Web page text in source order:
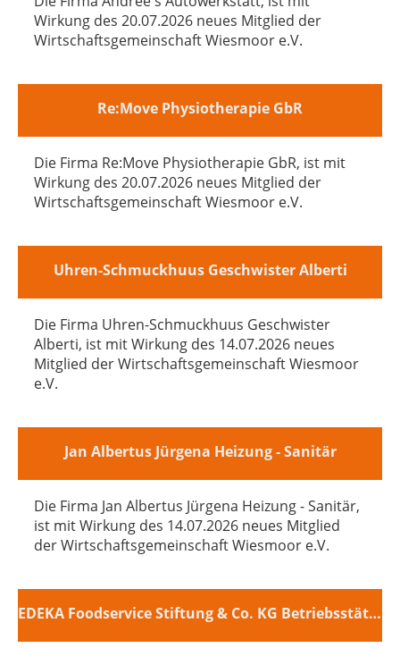
Wirkung des 20.07.2026 neues Mitglied der
Wirtschaftsgemeinschaft Wiesmoor e.V.
Re:Move Physiotherapie GbR
Die Firma Re:Move Physiotherapie GbR, ist mit
Wirkung des 20.07.2026 neues Mitglied der
Wirtschaftsgemeinschaft Wiesmoor e.V.
Uhren-Schmuckhuus Geschwister Alberti
Die Firma Uhren-Schmuckhuus Geschwister
Alberti, ist mit Wirkung des 14.07.2026 neues
Mitglied der Wirtschaftsgemeinschaft Wiesmoor
e.V.
Jan Albertus Jürgena Heizung - Sanitär
Die Firma Jan Albertus Jürgena Heizung - Sanitär,
ist mit Wirkung des 14.07.2026 neues Mitglied
der Wirtschaftsgemeinschaft Wiesmoor e.V.
EDEKA Foodservice Stiftung & Co. KG Betriebsstätte Leer